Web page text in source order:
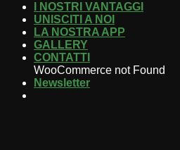
I NOSTRI VANTAGGI
UNISCITI A NOI
LA NOSTRA APP
GALLERY
CONTATTI
WooCommerce not Found
Newsletter